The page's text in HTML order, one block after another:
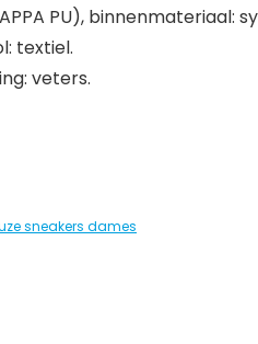
PU), binnenmateriaal:
textiel.
veters.
sneakers dames